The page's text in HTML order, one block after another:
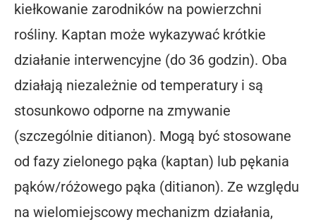
kiełkowanie zarodników na powierzchni
rośliny. Kaptan może wykazywać krótkie
działanie interwencyjne (do 36 godzin). Oba
działają niezależnie od temperatury i są
stosunkowo odporne na zmywanie
(szczególnie ditianon). Mogą być stosowane
od fazy zielonego pąka (kaptan) lub pękania
pąków/różowego pąka (ditianon). Ze względu
na wielomiejscowy mechanizm działania,